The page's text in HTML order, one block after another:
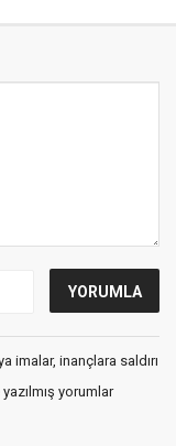
imalar, inançlara saldırı
yorumlar